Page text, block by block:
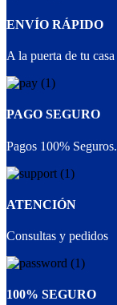
ENVÍO RÁPIDO
A la puerta de tu casa
PAGO SEGURO
Pagos 100% Seguros.
ATENCIÓN
Consultas y pedidos
100% SEGURO